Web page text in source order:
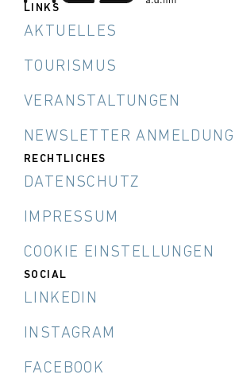
LINKS
AKTUELLES
TOURISMUS
VERANSTALTUNGEN
NEWSLETTER ANMELDUNG
RECHTLICHES
DATENSCHUTZ
IMPRESSUM
COOKIE EINSTELLUNGEN
SOCIAL
LINKEDIN
INSTAGRAM
FACEBOOK